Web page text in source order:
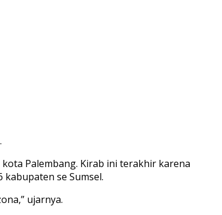
kota Palembang. Kirab ini terakhir karena
se Sumsel.
ujarnya.